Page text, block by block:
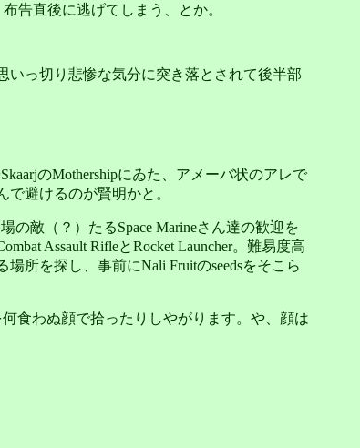
告直後に逃げてしまう、とか。
いっ切り悲惨な気分に突き落とされて後半部
のMothershipにゐた、アメーバ状のアレで
避けるのが賢明かと。
敵（？）たるSpace Marineさん達の歓迎を
Assault RifleとRocket Launcher。難易度高
所を探し、事前にNali Fruitのseedsをそこら
食わぬ顔で拾ったりしやがります。や、顔は